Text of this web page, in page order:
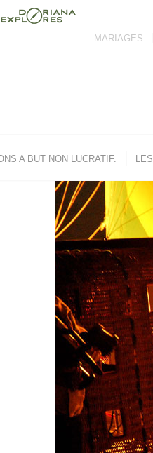
MARIAGES
A BUT NON LUCRATIF.